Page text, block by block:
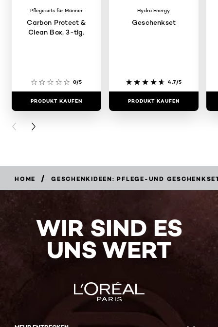
Pflegesets für Männer
Carbon Protect &
Clean Box, 3-tlg.
0/5
PRODUKT KAUFEN
Hydra Energy
Geschenkset
4.7/5
PRODUKT KAUFEN
PREVIOUS CARD
NEXT CARD
HOME / GESCHENKIDEEN: PFLEGE-UND
WIR SIND ES
UNS WERT